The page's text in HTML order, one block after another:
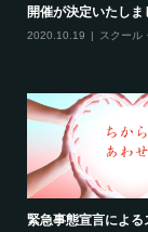
開催が決定いたしま
2020.10.19 スクール
緊急事態宣言によ